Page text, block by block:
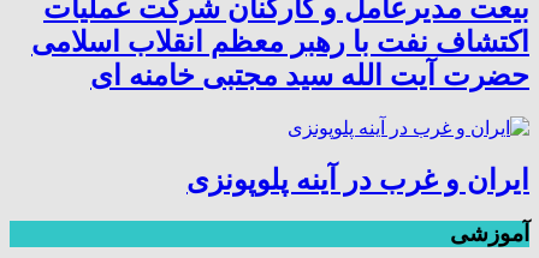
بیعت مدیرعامل و کارکنان شرکت عملیات
اکتشاف نفت با رهبر معظم انقلاب اسلامی
حضرت آیت الله سید مجتبی خامنه ای
ایران و غرب در آینه پلوپونزی
آموزشی